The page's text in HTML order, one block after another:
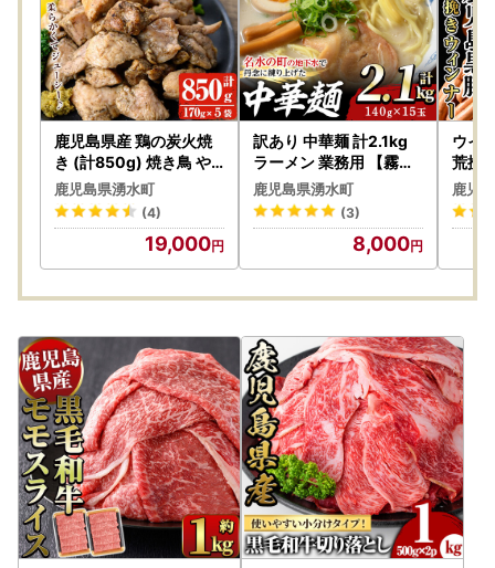
yusui@lrinc.jp
日数がたったものに関しましては対応いたしかねます。
ご了承の上、お申込みくださいますようお願い申し上げま
す。
鹿児島県産 鶏の炭火焼
き (計850g) 焼き鳥 や
きとり 真空パック 小分
け 【ほかむら】_y244
鹿児島県湧水町
(4)
19,000
訳あり 中華麺 計2.1kg
ラーメン 業務用 【霧島
製萌】_y378
鹿児島県湧水町
(3)
8,000
ウイ
荒挽
鹿児